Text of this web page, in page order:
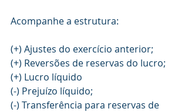
Acompanhe a estrutura:
(+) Ajustes do exercício anterior;
(+) Reversões de reservas do lucro;
(+) Lucro líquido
(-) Prejuízo líquido;
(-) Transferência para reservas de